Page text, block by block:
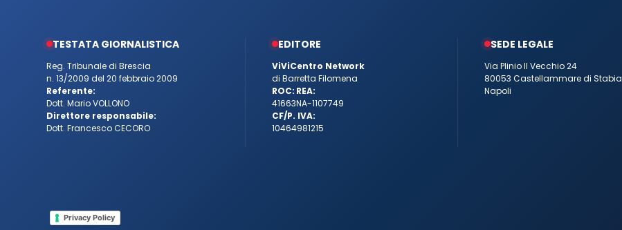
TESTATA GIORNALISTICA
Reg. Tribunale di Brescia
n. 13/2009 del 20 febbraio 2009
Referente:
Dott. Mario VOLLONO
Direttore responsabile:
Dott. Francesco CECORO
EDITORE
ViViCentro Network
di Barretta Filomena
ROC:
41663
REA:
NA-1107749
CF/P. IVA:
10464981215
SEDE LEGALE
Via Plinio Il Vecchio 24
80053 Castellammare di Stabia
Napoli
Privacy Policy